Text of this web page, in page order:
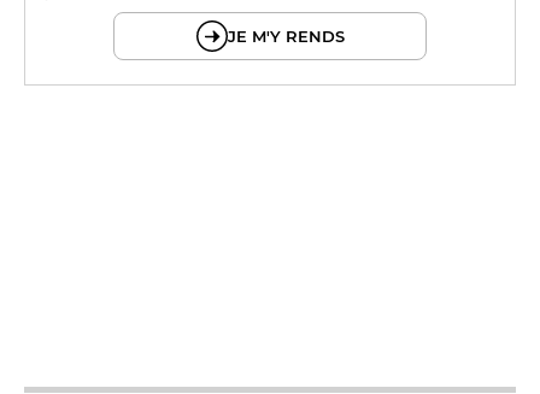
JE M'Y RENDS